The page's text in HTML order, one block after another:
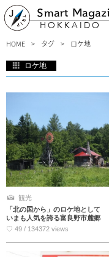
Smart
HOKKAIDO
HOME タグ ロケ地
ロケ地
まれているのをご存知でしょ
ぞ知る穴場スポットまで役立
ワクワクすること間違いありま
観光
「北の国から」のロケ地として
いまも人気を誇る富良野市麓郷
♡ 49 / 134372 views